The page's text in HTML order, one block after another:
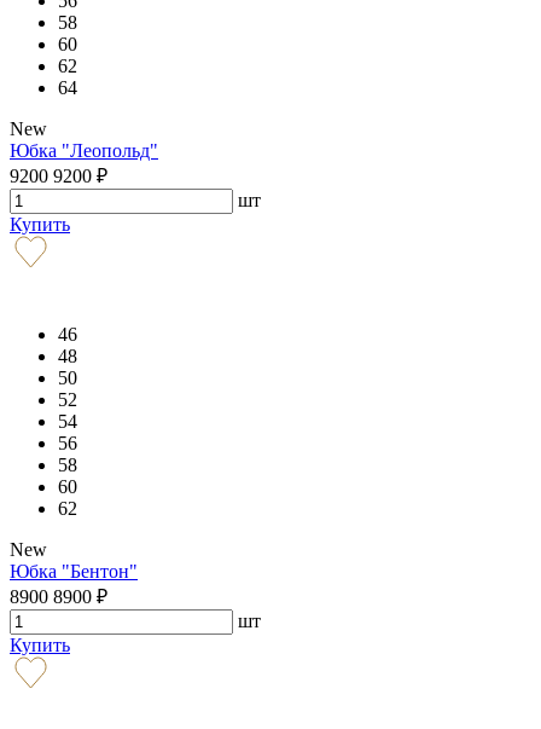
58
60
62
64
New
Юбка "Леопольд"
9200 9200 ₽
шт
Купить
46
48
50
52
54
56
58
60
62
New
Юбка "Бентон"
8900 8900 ₽
шт
Купить